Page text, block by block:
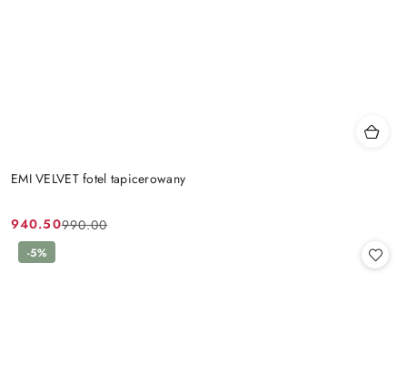
EMI VELVET fotel tapicerowany
Cena
promocyjna:
940.50
Cena
przed
990.00
-5%